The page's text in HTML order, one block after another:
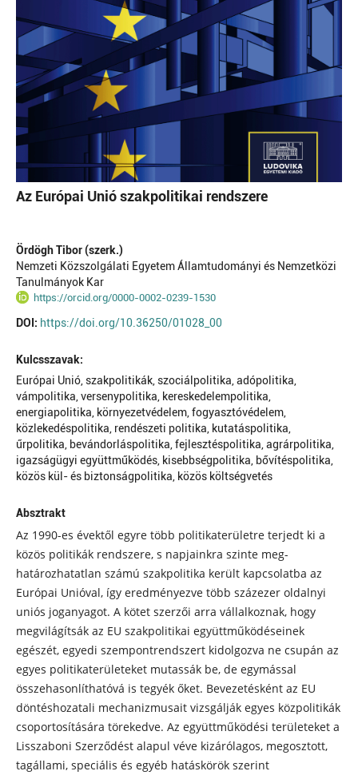
Az Európai Unió szakpolitikai rendszere
Ördögh Tibor (szerk.)
Nemzeti Közszolgálati Egyetem Államtudományi és Nemzetközi
Tanulmányok Kar
https://orcid.org/0000-0002-0239-1530
DOI: https://doi.org/10.36250/01028_00
Kulcsszavak:
Európai Unió, szakpolitikák, szociálpolitika, adópolitika,
vámpolitika, versenypolitika, kereskedelempolitika,
energiapolitika, környezetvédelem, fogyasztóvédelem,
közlekedéspolitika, rendészeti politika, kutatáspolitika,
űrpolitika, bevándorláspolitika, fejlesztéspolitika, agrárpolitika,
igazságügyi együttműködés, kisebbségpolitika, bővítéspolitika,
közös kül- és biztonságpolitika, közös költségvetés
Absztrakt
Az 1990-es évektől egyre több politikaterületre terjedt ki a
közös politikák rendszere, s napjainkra szinte meg-
határozhatatlan számú szakpolitika került kapcsolatba az
Európai Unióval, így eredményezve több százezer oldalnyi
uniós joganyagot. A kötet szerzői arra vállalkoznak, hogy
megvilágítsák az EU szakpolitikai együttműködéseinek
egészét, egyedi szempontrendszert kidolgozva ne csupán az
egyes politikaterületeket mutassák be, de egymással
összehasonlíthatóvá is tegyék őket. Bevezetésként az EU
döntéshozatali mechanizmusait vizsgálják egyes közpolitikák
csoportosítására törekedve. Az együttműködési területeket a
Lisszaboni Szerződést alapul véve kizárólagos, megosztott,
tagállami, speciális és egyéb hatáskörök szerint